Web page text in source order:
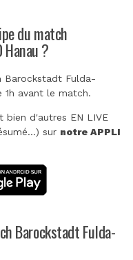
du match
?
Fulda-
1h avant le match.
d'autres EN LIVE
sur notre APPLI
Barockstadt Fulda-